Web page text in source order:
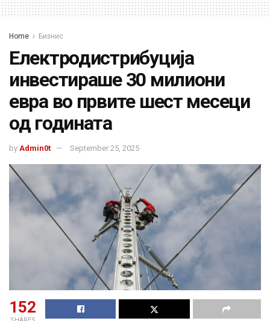
Home Бизнис
Електродистрибуција
инвестираше 30 милиони
евра во првите шест месеци
од годината
by Admin0t September 25, 2025
152